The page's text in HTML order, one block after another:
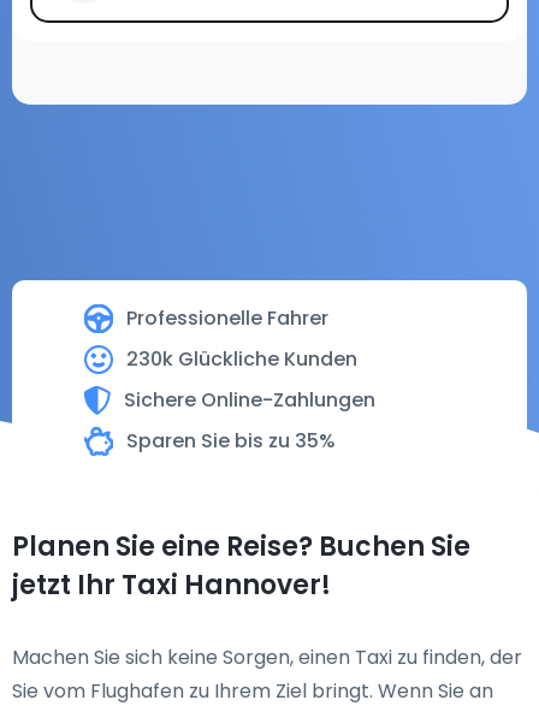
Professionelle Fahrer
230k Glückliche Kunden
Sichere Online-Zahlungen
Sparen Sie bis zu 35%
Planen Sie eine Reise? Buchen Sie
jetzt Ihr Taxi Hannover!
Machen Sie sich keine Sorgen, einen Taxi zu finden, der
Sie vom Flughafen zu Ihrem Ziel bringt. Wenn Sie an